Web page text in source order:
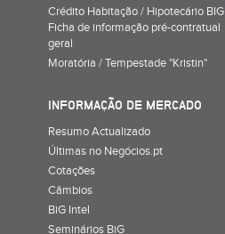
Crédito Habitação / Hipotecário BIG
Ficha de informação pré-contratual
geral
Moratória / Tempestade "Kristin"
INFORMAÇÃO DE MERCADO
Resumo Actualizado
Últimas no Negócios.pt
Cotações
Câmbios
BiG Intel
Seminários BiG